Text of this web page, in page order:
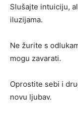
Slušajte intuiciju,
iluzijama.
Ne žurite s
mogu zavarati.
Oprostite sebi i
novu ljubav.